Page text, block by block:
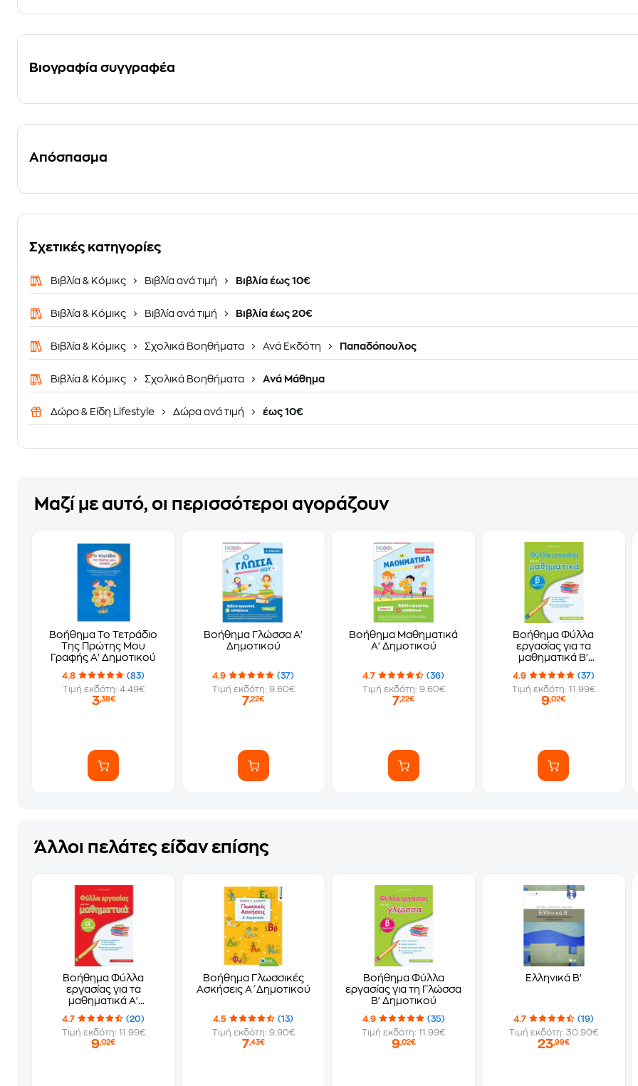
Βιογραφία συγγραφέα
Απόσπασμα
Σχετικές κατηγορίες
Βιβλία & Κόμικς Βιβλία ανά τιμή Βιβλία έως 10€
Βιβλία & Κόμικς Βιβλία ανά τιμή Βιβλία έως 20€
Βιβλία & Κόμικς Σχολικά Βοηθήματα Ανά Εκδότη Παπαδόπουλος
Βιβλία & Κόμικς Σχολικά Βοηθήματα Ανά Μάθημα
Δώρα & Είδη Lifestyle Δώρα ανά τιμή έως 10€
Μαζί με αυτό, οι περισσότεροι αγοράζουν
Βοήθημα Το Τετράδιο
Της Πρώτης Μου
Γραφής Α' Δημοτικού
4.8
(83)
Τιμή εκδότη: 4.49€
3,38€
Βοήθημα Γλώσσα Α'
Δημοτικού
4.9
(37)
Τιμή εκδότη: 9.60€
7,22€
Βοήθημα Μαθηματικά
Α' Δημοτικού
4.7
(36)
Τιμή εκδότη: 9.60€
7,22€
Βοήθημα Φύλλα
εργασίας για τα
μαθηματικά Β'
Δημοτικού
4.9
(37)
Τιμή εκδότη: 11.99€
9,02€
Άλλοι πελάτες είδαν επίσης
Βοήθημα Φύλλα
εργασίας για τα
μαθηματικά Α'
Δημοτικού
4.7
(20)
Τιμή εκδότη: 11.99€
9,02€
Βοήθημα Γλωσσικές
Ασκήσεις Α΄Δημοτικού
4.5
(13)
Τιμή εκδότη: 9.90€
7,43€
Βοήθημα Φύλλα
εργασίας για τη Γλώσσα
Β' Δημοτικού
4.9
(35)
Τιμή εκδότη: 11.99€
9,02€
Ελληνικά Β'
4.7
(19)
Τιμή εκδότη: 30.90€
23,99€